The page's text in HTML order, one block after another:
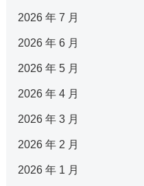
2026 年 7 月
2026 年 6 月
2026 年 5 月
2026 年 4 月
2026 年 3 月
2026 年 2 月
2026 年 1 月